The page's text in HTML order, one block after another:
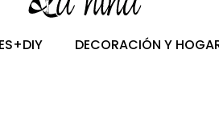
DECORACIÓN Y